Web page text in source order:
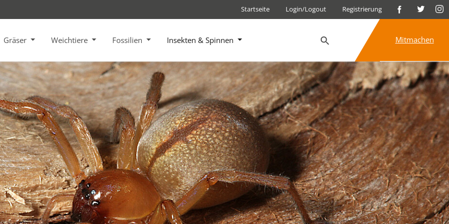
Startseite Login/Logout Registrierung
Gräser Weichtiere Fossilien Insekten & Spinnen Mitmachen